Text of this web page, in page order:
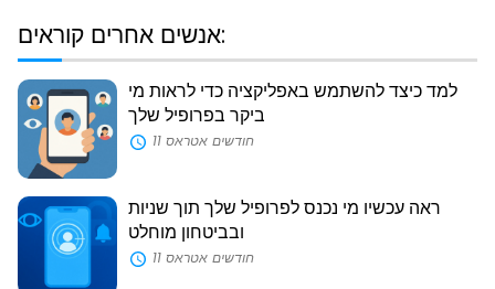
אנשים אחרים קוראים:
למד כיצד להשתמש באפליקציה כדי לראות מי
ביקר בפרופיל שלך
11 חודשים אטראס
ראה עכשיו מי נכנס לפרופיל שלך תוך שניות
ובביטחון מוחלט
11 חודשים אטראס